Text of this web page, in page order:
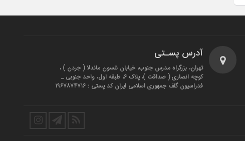
آدرس پسـتی
تهران، بزرگراه مدرس جنوب، خیابان نلسون ماندلا ( جردن ) ،
کوچه انصاری ( صداقت )، پلاک ۶، طبقه اول، واحد جنوبی _
فدراسیون گلف جمهوری اسلامی ایران کد پستی : ۱۹۶۷۸۷۴۷۱۶